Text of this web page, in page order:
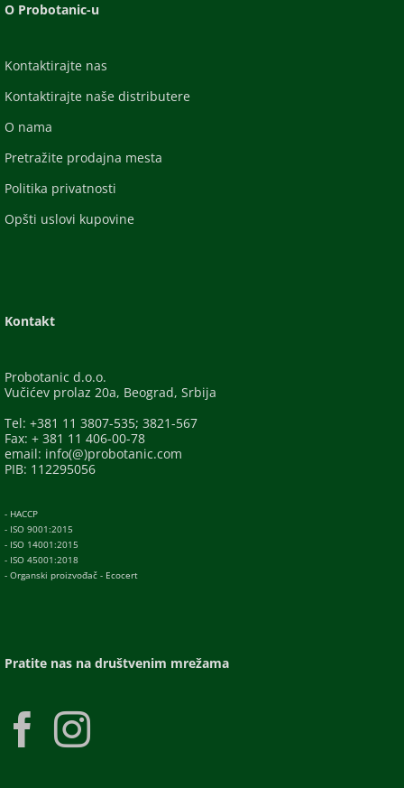
O Probotanic-u
Kontaktirajte nas
Kontaktirajte naše distributere
O nama
Pretražite prodajna mesta
Politika privatnosti
Opšti uslovi kupovine
Kontakt
Probotanic d.o.o.
Vučićev prolaz 20a, Beograd, Srbija
Tel: +381 11 3807-535; 3821-567
Fax: + 381 11 406-00-78
email: info(@)probotanic.com
PIB: 112295056
- HACCP
- ISO 9001:2015
- ISO 14001:2015
- ISO 45001:2018
- Organski proizvođač - Ecocert
Pratite nas na društvenim mrežama